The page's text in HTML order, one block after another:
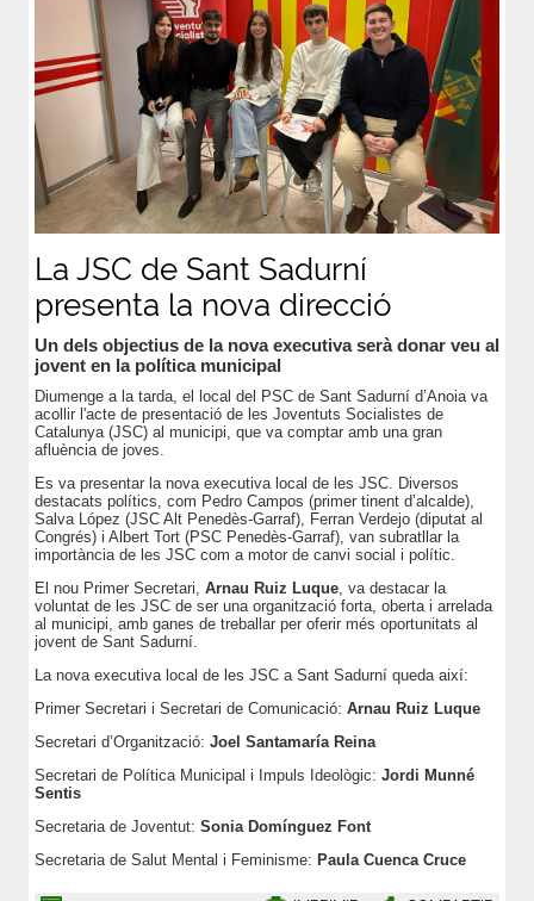
La JSC de Sant Sadurní
presenta la nova direcció
Un dels objectius de la nova executiva serà donar veu al
jovent en la política municipal
Diumenge a la tarda, el local del PSC de Sant Sadurní d’Anoia va
acollir l'acte de presentació de les Joventuts Socialistes de
Catalunya (JSC) al municipi, que va comptar amb una gran
afluència de joves.
Es va presentar la nova executiva local de les JSC. Diversos
destacats polítics, com Pedro Campos (primer tinent d’alcalde),
Salva López (JSC Alt Penedès-Garraf), Ferran Verdejo (diputat al
Congrés) i Albert Tort (PSC Penedès-Garraf), van subratllar la
importància de les JSC com a motor de canvi social i polític.
El nou Primer Secretari, Arnau Ruiz Luque , va destacar la
voluntat de les JSC de ser una organització forta, oberta i arrelada
al municipi, amb ganes de treballar per oferir més oportunitats al
jovent de Sant Sadurní.
La nova executiva local de les JSC a Sant Sadurní queda així:
Primer Secretari i Secretari de Comunicació: Arnau Ruiz Luque
Secretari d’Organització: Joel Santamaría Reina
Secretari de Política Municipal i Impuls Ideològic: Jordi Munné
Sentis
Secretaria de Joventut: Sonia Domínguez Font
Secretaria de Salut Mental i Feminisme: Paula Cuenca Cruce